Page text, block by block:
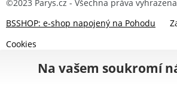
©2023 Parys.cz - Všechna práva vyhrazena
BSSHOP: e-shop napojený na Pohodu
Cookies
Na vašem soukromí